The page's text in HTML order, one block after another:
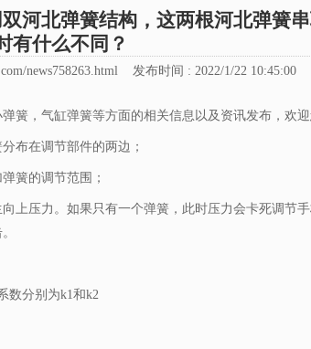
河北弹簧结构，这两根河北弹簧
有什么不同？
news758263.html 发布时间 : 2022/1/22 10:45:00
弹簧，气缸弹簧等方面的相关信息以及资讯发布，欢迎
布在调节部件的两边；
簧的调节范围；
上压力。如果只有一个弹簧，此时压力会卡死调节
数分别为k1和k2